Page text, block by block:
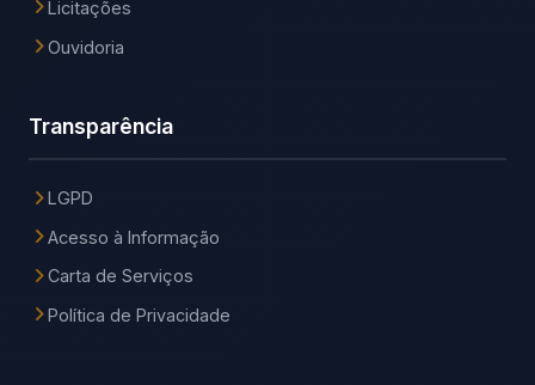
Licitações
Ouvidoria
Transparência
LGPD
Acesso à Informação
Carta de Serviços
Política de Privacidade